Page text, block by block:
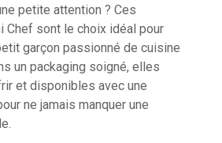
petite attention ? Ces
Chef sont le choix idéal pour
garçon passionné de cuisine
un packaging soigné, elles
et disponibles avec une
ne jamais manquer une